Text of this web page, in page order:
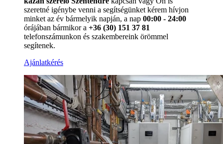
szeretné igénybe venni a segítségünket kérem hívjon
minket az év bármelyik napján, a nap 00:00 - 24:00
órájában bármikor a +36 (30) 151 37 81
telefonszámunkon és szakembereink örömmel
segítenek.
Ajánlatkérés